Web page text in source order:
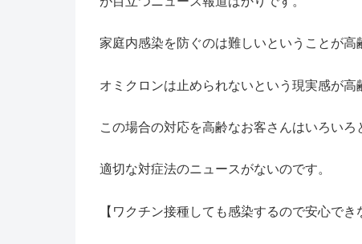
家庭内感染を防ぐのは難しいということが高
オミクロンは止められないという現実感が高
この場合の対応を高齢なお客さんはいろいろ
適切な対症法のニュースがないのです。
【ワクチン接種しても感染するので安心でき